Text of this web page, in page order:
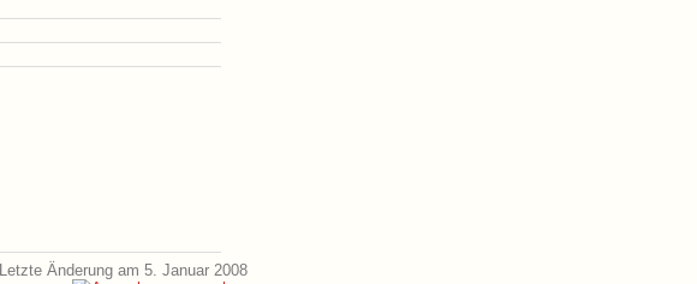
Letzte Änderung am 5. Januar 2008